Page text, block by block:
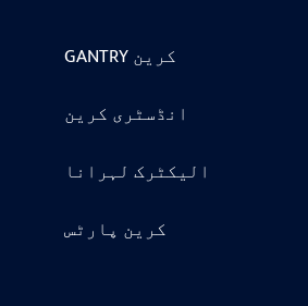
GANTRY کرین
انڈسٹری کرین
الیکٹرک لہرانا
کرین پارٹس